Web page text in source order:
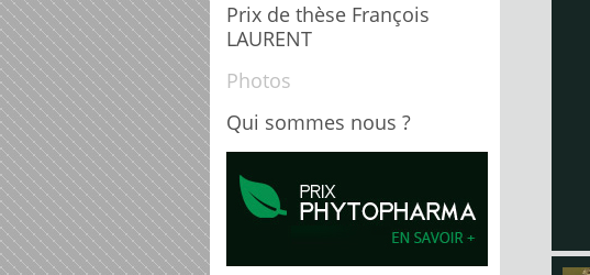
Prix de thèse François
LAURENT
Photos
Qui sommes nous ?